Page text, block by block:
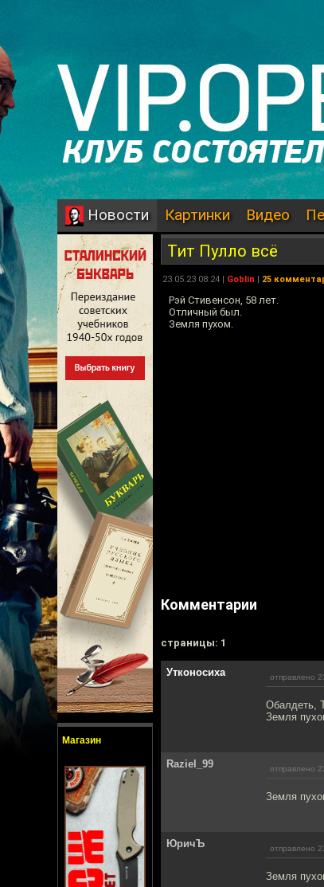
Новости Картинки Видео
Магазин
Тит Пулло всё
23.05.23 08:24 | Goblin | 25
Рэй Стивенсон, 58 лет.
Отличный был.
Земля пухом.
Комментарии
cтраницы: 1
Утконосиха отправлено
Обалдеть,
Земля
Raziel_99 отправлено
Земля
ЮричЪ отправлено
Земля